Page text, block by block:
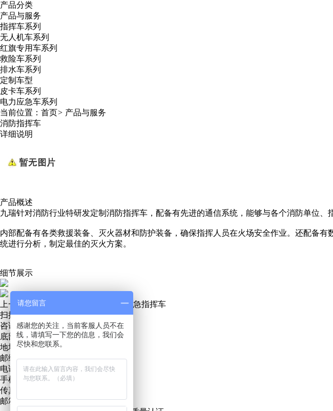
产品分类
产品与服务
指挥车系列
无人机车系列
红旗专用车系列
救险车系列
排水车系列
定制车型
皮卡车系列
电力应急车系列
当前位置： 首页> 产品与服务
消防指挥车
详细说明
产品概述
九瑞针对消防行业特研发定制消防指挥车，配备有先进的通信系统，能够与各个消防单位
内部配备有各类救援装备、灭火器材和防护装备，确保指挥人员在火场安全作业。还配备
统进行分析，制定最佳的灭火方案。
细节展示
上一条:警用指挥车
多功能应急指挥车
扫描关注微信服务号
咨询热线：13271219889
底部地址地图
地址：青岛市城阳区招商LAVIE公社
邮编：266000
电话：0532 - 55717686
手机：15898810000
传真：0532 - 55717686
邮箱：lejinuode@163.com
请您留言
感谢您的关注，当前客服人员不在
线，请填写一下您的信息，我们会
尽快和您联系。